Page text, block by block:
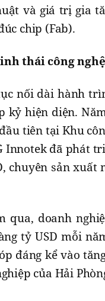
và giá trị gia
chip (Fab).
thái công
nối dài hành
kỷ hiện diện.
tiên tại Khu
Innotek đã phát
chuyên sản xuất
qua, doanh
tỷ USD mỗi
đáng kể vào
của Hải